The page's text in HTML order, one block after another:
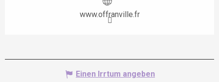
www.offranville.fr
Einen Irrtum angeben